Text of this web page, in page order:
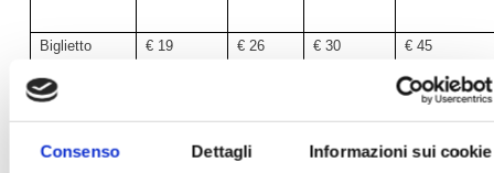
Consenso Dettagli Informazioni sui cookie
Biglietto
€ 19 € 26 € 30 € 45
Biglietto
2 GIORNI
€ 55
Abbonamento € 48 € 50 € 65